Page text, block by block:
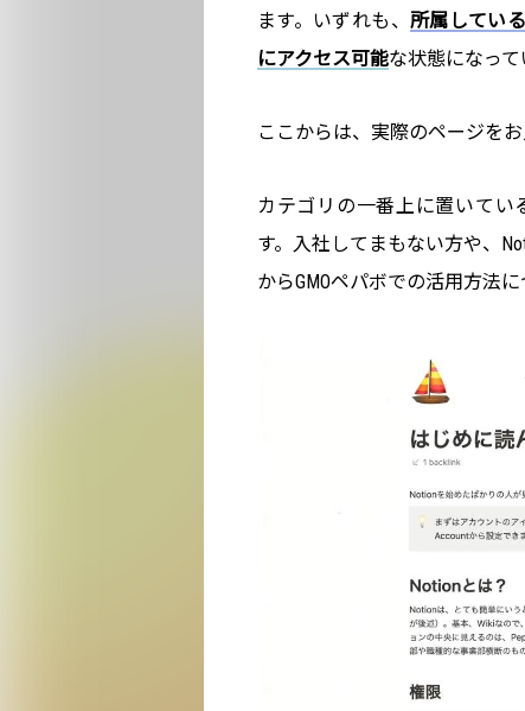
ます。いずれも、 所属してい
にアクセス可能な状態になって
ここからは、実際のページを
カテゴリの一番上に置いてい
す。入社してまもない方や、
からGMOペパボでの活用方法に